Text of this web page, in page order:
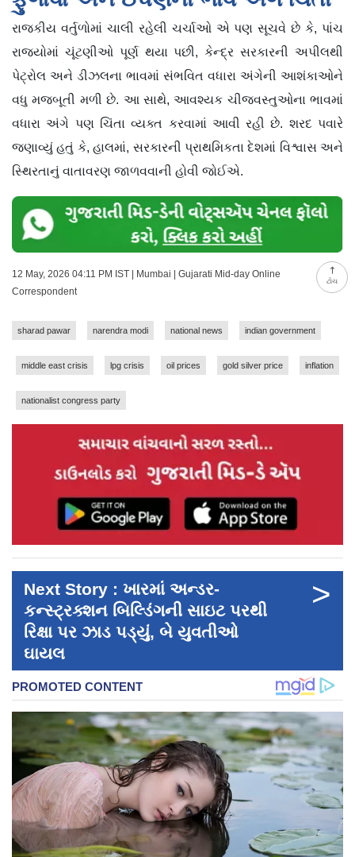
ટોચ
રાજકીય વર્તુળોમાં ચાલી રહેલી ચર્ચાઓ એ પણ સૂચવે છે કે, પાંચ
રાજ્યોમાં ચૂંટણીઓ પૂર્ણ થયા પછી, કેન્દ્ર સરકારની અપીલથી
પેટ્રોલ અને ડીઝલના ભાવમાં સંભવિત વધારા અંગેની આશંકાઓને
વધુ મજબૂતી મળી છે. આ સાથે, આવશ્યક ચીજવસ્તુઓના ભાવમાં
વધારા અંગે પણ ચિંતા વ્યક્ત કરવામાં આવી રહી છે. શરદ પવારે
જણાવ્યું હતું કે, હાલમાં, સરકારની પ્રાથમિકતા દેશમાં વિશ્વાસ અને
સ્થિરતાનું વાતાવરણ જાળવવાની હોવી જોઈએ.
12 May, 2026 04:11 PM IST | Mumbai | Gujarati Mid-day Online
Correspondent
sharad pawar narendra modi national news indian government
middle east crisis lpg crisis oil prices gold silver price inflation
nationalist congress party
Next Story : ખારમાં અન્ડર-
કન્સ્ટ્રક્શન બિલ્ડિંગની સાઇટ પરથી
રિક્ષા પર ઝાડ પડ્યું, બે યુવતીઓ
ઘાયલ
>